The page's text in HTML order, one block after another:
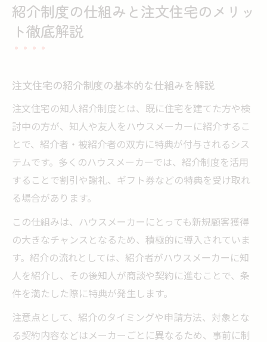
紹介制度の仕組みと注文住宅のメリッ
ト徹底解説
注文住宅の紹介制度の基本的な仕組みを解説
注文住宅の知人紹介制度とは、既に住宅を建てた方や検
討中の方が、知人や友人をハウスメーカーに紹介するこ
とで、紹介者・被紹介者の双方に特典が付与されるシス
テムです。多くのハウスメーカーでは、紹介制度を活用
することで割引や謝礼、ギフト券などの特典を受け取れ
る場合があります。
この仕組みは、ハウスメーカーにとっても新規顧客獲得
の大きなチャンスとなるため、積極的に導入されていま
す。紹介の流れとしては、紹介者がハウスメーカーに知
人を紹介し、その後知人が商談や契約に進むことで、条
件を満たした際に特典が発生します。
注意点として、紹介のタイミングや申請方法、対象とな
る契約内容などはメーカーごとに異なるため、事前に制